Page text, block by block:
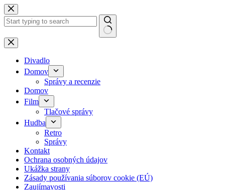
Skip
to
content
No
results
Divadlo
Domov
Správy a recenzie
Domov
Film
Tlačové správy
Hudba
Retro
Správy
Kontakt
Ochrana osobných údajov
Ukážka strany
Zásady používania súborov cookie (EÚ)
Zaujímavosti